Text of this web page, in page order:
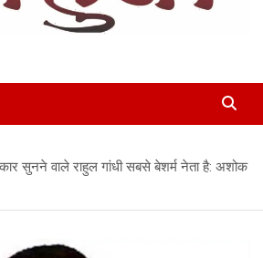
सुनने वाले राहुल गांधी सबसे बेशर्म नेता है: अशोक